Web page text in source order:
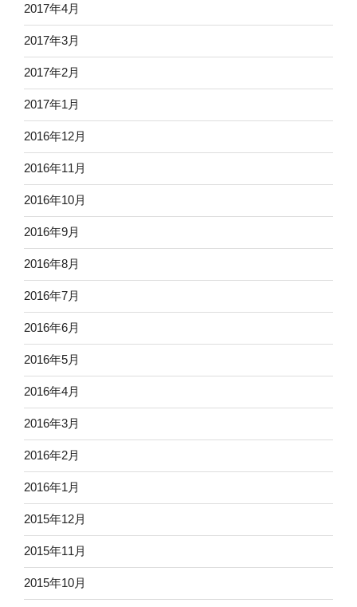
2017年4月
2017年3月
2017年2月
2017年1月
2016年12月
2016年11月
2016年10月
2016年9月
2016年8月
2016年7月
2016年6月
2016年5月
2016年4月
2016年3月
2016年2月
2016年1月
2015年12月
2015年11月
2015年10月